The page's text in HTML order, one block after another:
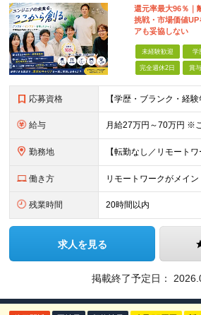
還元率最大96％｜
挑戦・市場価値
アも妥協しない
未経験歓迎 学
完全週休2日 賞
応募資格
給与
勤務地
働き方 リモートワークがメイン
残業時間 20時間以内
求人を見る
掲載終了予定日：